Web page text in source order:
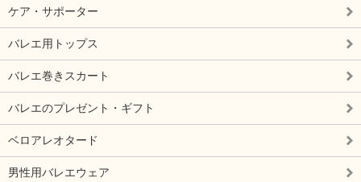
ケア・サポーター
バレエ用トップス
バレエ巻きスカート
バレエのプレゼント・ギフト
ベロアレオタード
男性用バレエウェア